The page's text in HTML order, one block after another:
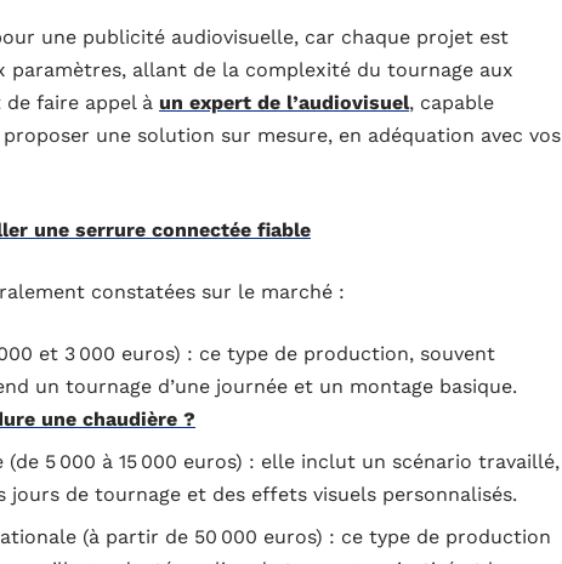
une publicité audiovisuelle, car chaque projet est
paramètres, allant de la complexité du tournage aux
faire appel à un expert de l’audiovisuel, capable
une solution sur mesure, en adéquation avec vos
une serrure connectée fiable
constatées sur le marché :
et 3 000 euros) : ce type de production, souvent
un tournage d’une journée et un montage basique.
une chaudière ?
5 000 à 15 000 euros) : elle inclut un scénario travaillé,
de tournage et des effets visuels personnalisés.
(à partir de 50 000 euros) : ce type de production